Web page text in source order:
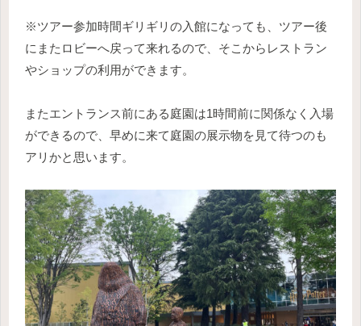
※ツアー参加時間ギリギリの入館になっても、ツアー後
にまたロビーへ戻って来れるので、そこからレストラン
やショップの利用ができます。
またエントランス前にある庭園は1時間前に関係なく入場
ができるので、早めに来て庭園の展示物を見て待つのも
アリかと思います。